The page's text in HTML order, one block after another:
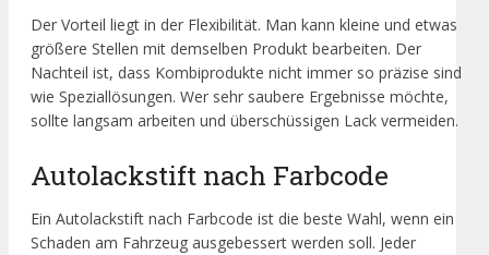
Der Vorteil liegt in der Flexibilität. Man kann kleine und etwas
größere Stellen mit demselben Produkt bearbeiten. Der
Nachteil ist, dass Kombiprodukte nicht immer so präzise sind
wie Speziallösungen. Wer sehr saubere Ergebnisse möchte,
sollte langsam arbeiten und überschüssigen Lack vermeiden.
Autolackstift nach Farbcode
Ein Autolackstift nach Farbcode ist die beste Wahl, wenn ein
Schaden am Fahrzeug ausgebessert werden soll. Jeder